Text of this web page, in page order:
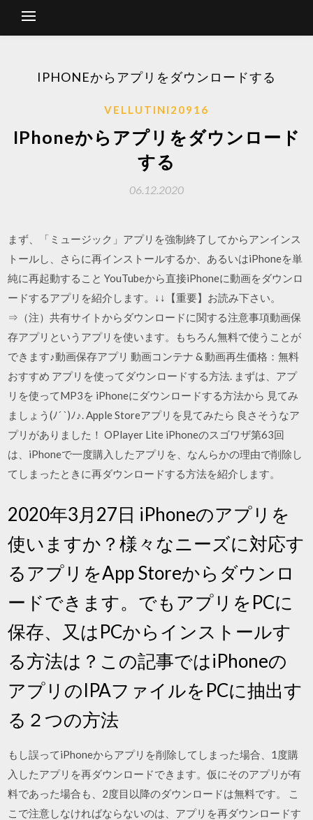
IPHONEからアプリをダウンロードする
VELLUTINI20916
IPhoneからアプリをダウンロード
する
06.12.2020
まず、「ミュージック」アプリを強制終了してからアンインス
トールし、さらに再インストールするか、あるいはiPhoneを単
純に再起動すること YouTubeから直接iPhoneに動画をダウンロ
ードするアプリを紹介します。↓↓【重要】お読み下さい。
⇒（注）共有サイトからダウンロードに関する注意事項動画保
存アプリというアプリを使います。もちろん無料で使うことが
できます♪動画保存アプリ 動画コンテナ & 動画再生価格：無料
おすすめ アプリを使ってダウンロードする方法. まずは、アプ
リを使ってMP3を iPhoneにダウンロードする方法から 見てみ
ましょう(ﾉ´ `)ﾉ♪. Apple Storeアプリを見てみたら 良さそうなア
プリがありました！ OPlayer Lite iPhoneのスゴワザ第63回
は、iPhoneで一度購入したアプリを、なんらかの理由で削除し
てしまったときに再ダウンロードする方法を紹介します。
2020年3月27日 iPhoneのアプリを
使いますか？様々なニーズに対応す
るアプリをApp Storeからダウンロ
ードできます。でもアプリをPCに
保存、又はPCからインストールす
る方法は？この記事ではiPhoneの
アプリのIPAファイルをPCに抽出す
る２つの方法
もし誤ってiPhoneからアプリを削除してしまった場合、1度購
入したアプリを再ダウンロードできます。仮にそのアプリが有
料であった場合も、2度目以降のダウンロードは無料です。 こ
こで注意しなければならないのは、アプリを再ダウンロードす